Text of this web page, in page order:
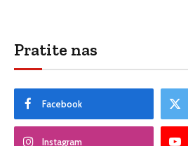
Pratite nas
Facebook
Instagram